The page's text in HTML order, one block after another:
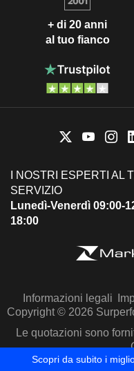
+ di 20 anni
al tuo fianco
I NOSTRI ESPERTI AL
SERVIZIO
Lunedì-Venerdì 09:00-
18:00
Informazioni legali
Copyright © 2026
Le quotazioni sono
Scopri da subito i